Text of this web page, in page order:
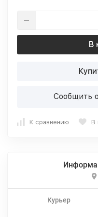
В
Сообщить
К сравнению В
Курьер